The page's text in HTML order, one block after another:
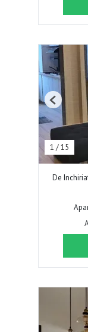
1 /15
Previous
De